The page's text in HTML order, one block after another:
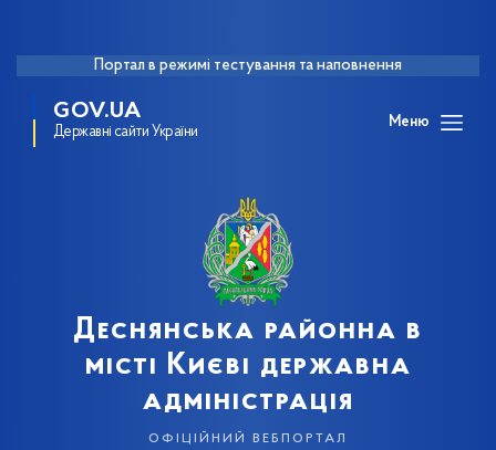
Портал в режимі тестування та наповнення
GOV.UA
Державні сайти України
Меню
Деснянська районна в
місті Києві державна
адміністрація
офіційний вебпортал